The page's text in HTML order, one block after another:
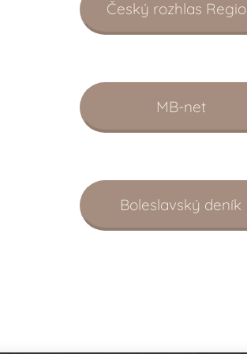
Český rozhlas
MB-net
Boleslavský deník